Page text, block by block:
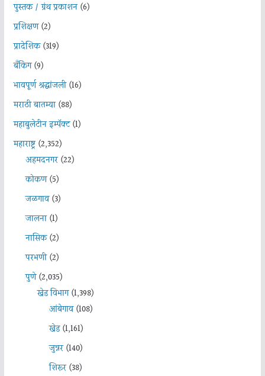
पुस्तक / ग्रंथ प्रकाशन(6)
प्रशिक्षण(2)
प्रादेशिक(319)
बँकिंग(9)
भावपूर्ण श्रद्धांजली(16)
मराठी बातम्या(88)
महाबुलेटीन इम्पॅक्ट(1)
महाराष्ट्र(2,352)
अहमदनगर(22)
कोकण(5)
जळगाव(3)
जालना(1)
नासिक(2)
परभणी(2)
पुणे(2,035)
खेड विभाग(1,398)
आंबेगाव(108)
खेड(1,161)
जुन्नर(140)
शिरूर(38)